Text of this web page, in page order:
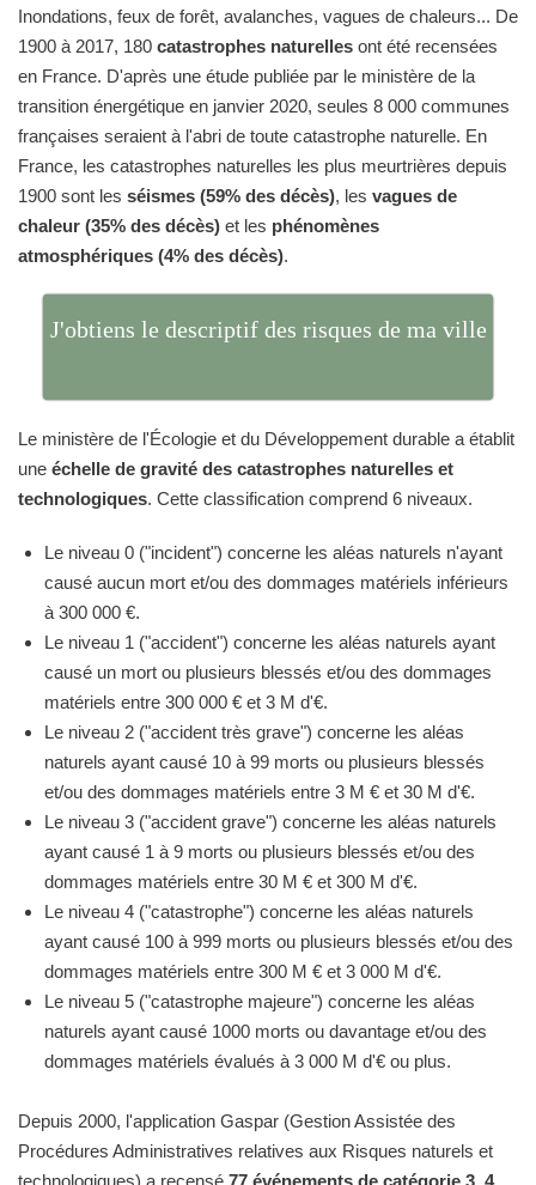
Inondations, feux de forêt, avalanches, vagues de chaleurs... De
1900 à 2017, 180 catastrophes naturelles ont été recensées
en France. D'après une étude publiée par le ministère de la
transition énergétique en janvier 2020, seules 8 000 communes
françaises seraient à l'abri de toute catastrophe naturelle. En
France, les catastrophes naturelles les plus meurtrières depuis
1900 sont les séismes (59% des décès), les vagues de
chaleur (35% des décès) et les phénomènes
atmosphériques (4% des décès).
J'obtiens le descriptif des risques de ma ville
Le ministère de l'Écologie et du Développement durable a établit
une échelle de gravité des catastrophes naturelles et
technologiques. Cette classification comprend 6 niveaux.
Le niveau 0 ("incident") concerne les aléas naturels n'ayant
causé aucun mort et/ou des dommages matériels inférieurs
à 300 000 €.
Le niveau 1 ("accident") concerne les aléas naturels ayant
causé un mort ou plusieurs blessés et/ou des dommages
matériels entre 300 000 € et 3 M d'€.
Le niveau 2 ("accident très grave") concerne les aléas
naturels ayant causé 10 à 99 morts ou plusieurs blessés
et/ou des dommages matériels entre 3 M € et 30 M d'€.
Le niveau 3 ("accident grave") concerne les aléas naturels
ayant causé 1 à 9 morts ou plusieurs blessés et/ou des
dommages matériels entre 30 M € et 300 M d'€.
Le niveau 4 ("catastrophe") concerne les aléas naturels
ayant causé 100 à 999 morts ou plusieurs blessés et/ou des
dommages matériels entre 300 M € et 3 000 M d'€.
Le niveau 5 ("catastrophe majeure") concerne les aléas
naturels ayant causé 1000 morts ou davantage et/ou des
dommages matériels évalués à 3 000 M d'€ ou plus.
Depuis 2000, l'application Gaspar (Gestion Assistée des
Procédures Administratives relatives aux Risques naturels et
technologiques) a recensé 77 événements de catégorie 3, 4